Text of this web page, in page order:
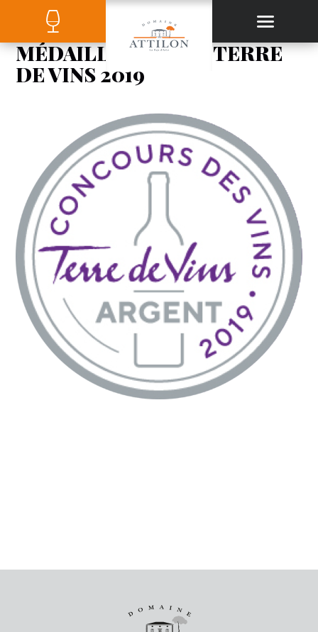
MÉDAILLE ARGENT TERRE
DE VINS 2019